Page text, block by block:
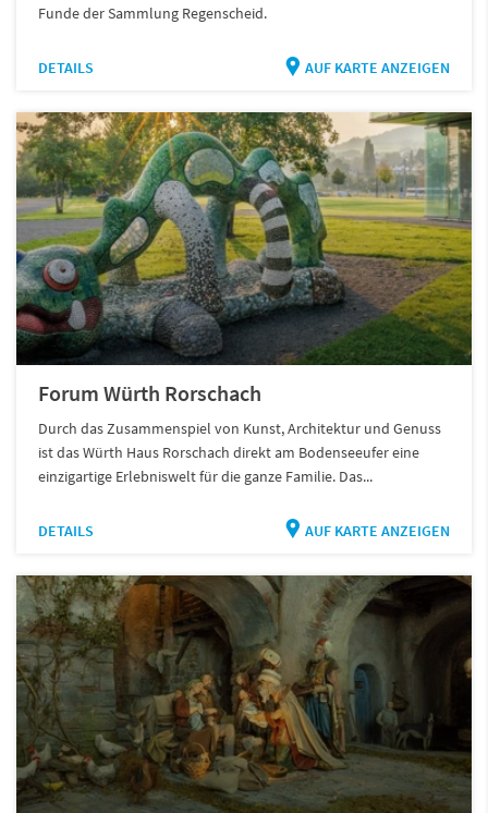
Funde der Sammlung Regenscheid.
DETAILS AUF KARTE ANZEIGEN
Forum Würth Rorschach
Durch das Zusammenspiel von Kunst, Architektur und Genuss
ist das Würth Haus Rorschach direkt am Bodenseeufer eine
einzigartige Erlebniswelt für die ganze Familie. Das...
DETAILS AUF KARTE ANZEIGEN